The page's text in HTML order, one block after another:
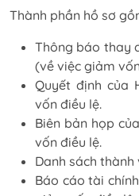
Thành phần hồ sơ
Thông báo thay
(về việc giảm
Quyết định của
vốn điều lệ.
Biên bản họp
vốn điều lệ.
Danh sách
Báo cáo tài